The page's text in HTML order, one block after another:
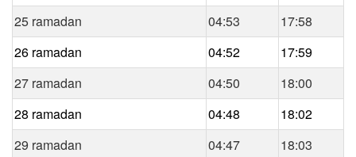
25 ramadan
04:53
17:58
26 ramadan
04:52
17:59
27 ramadan
04:50
18:00
28 ramadan
04:48
18:02
29 ramadan
04:47
18:03